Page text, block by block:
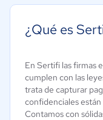
¿Qué es
En Sertifi las firmas
cumplen con las
trata de capturar
confidenciales
Contamos con